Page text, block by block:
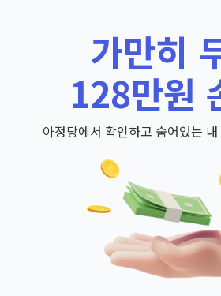
가만히
128만원
아정당에서 확인하고 숨어있는